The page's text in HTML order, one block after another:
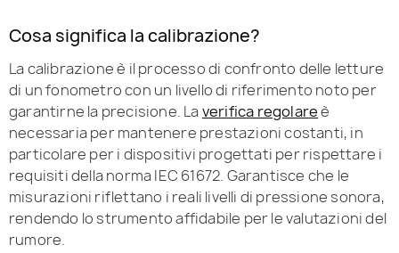
Cosa significa la calibrazione?
La calibrazione è il processo di confronto delle letture
di un fonometro con un livello di riferimento noto per
garantirne la precisione. Laverifica regolareè
necessaria per mantenere prestazioni costanti, in
particolare per i dispositivi progettati per rispettare i
requisiti della norma IEC 61672. Garantisce che le
misurazioni riflettano i reali livelli di pressione sonora,
rendendo lo strumento affidabile per le valutazioni del
rumore.